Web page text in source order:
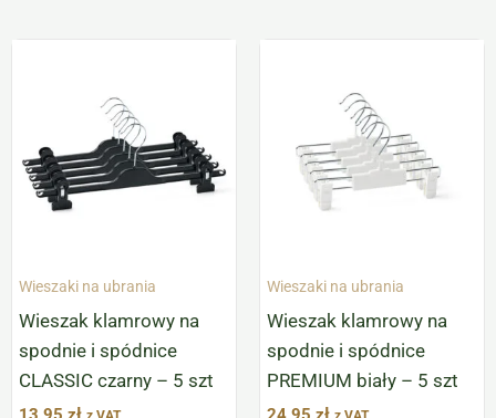
Wieszaki na ubrania
Wieszak klamrowy na
spodnie i spódnice
CLASSIC czarny – 5 szt
Wieszaki na ubrania
Wieszak klamrowy na
spodnie i spódnice
PREMIUM biały – 5 szt